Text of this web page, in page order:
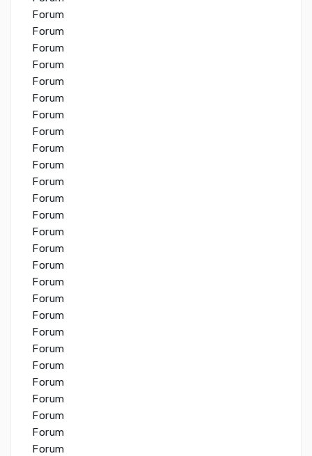
Forum
Forum
Forum
Forum
Forum
Forum
Forum
Forum
Forum
Forum
Forum
Forum
Forum
Forum
Forum
Forum
Forum
Forum
Forum
Forum
Forum
Forum
Forum
Forum
Forum
Forum
Forum